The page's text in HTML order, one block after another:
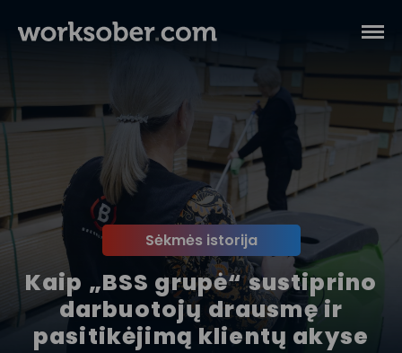
Sėkmės istorija
Kaip „BSS grupė“ sustiprino
darbuotojų drausmę ir
pasitikėjimą klientų akyse